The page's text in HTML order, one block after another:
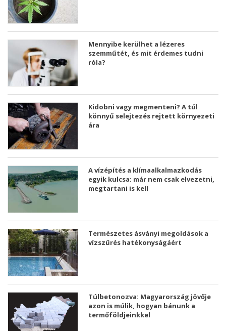
Mennyibe kerülhet a lézeres
szemműtét, és mit érdemes tudni
róla?
Kidobni vagy megmenteni? A túl
könnyű selejtezés rejtett környezeti
ára
A vízépítés a klímaalkalmazkodás
egyik kulcsa: már nem csak elvezetni,
megtartani is kell
Természetes ásványi megoldások a
vízszűrés hatékonyságáért
Túlbetonozva: Magyarország jövője
azon is múlik, hogyan bánunk a
termőföldjeinkkel